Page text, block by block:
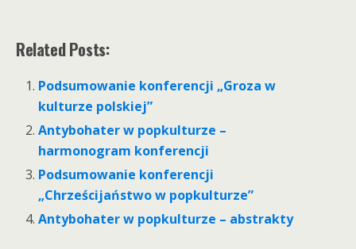
Related Posts:
Podsumowanie konferencji „Groza w
kulturze polskiej”
Antybohater w popkulturze –
harmonogram konferencji
Podsumowanie konferencji
„Chrześcijaństwo w popkulturze”
Antybohater w popkulturze – abstrakty